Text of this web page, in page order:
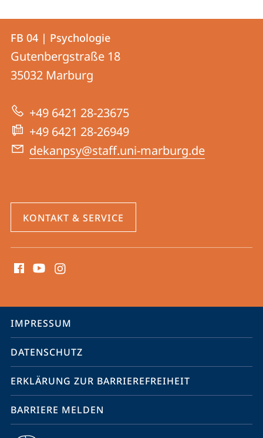
Kontakt
und
Informationen
zur
Website
Kontaktinformationen
FB
04
|
Psychologie
FB 04 | Psychologie
Gutenbergstraße 18
35032 Marburg
+49 6421 28-23675
+49 6421 28-26949
dekanpsy@staff.uni-marburg.de
KONTAKT & SERVICE
Media
Service-
Navigation
IMPRESSUM
DATENSCHUTZ
ERKLÄRUNG ZUR BARRIEREFREIHEIT
BARRIERE MELDEN